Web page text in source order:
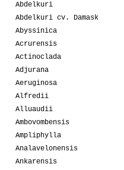
Abdelkuri
Abdelkuri cv. Damask
Abyssinica
Acrurensis
Actinoclada
Adjurana
Aeruginosa
Alfredii
Alluaudii
Ambovombensis
Ampliphylla
Analavelonensis
Ankarensis